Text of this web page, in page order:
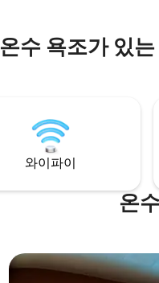
온수 욕조가 있
와이파이
온